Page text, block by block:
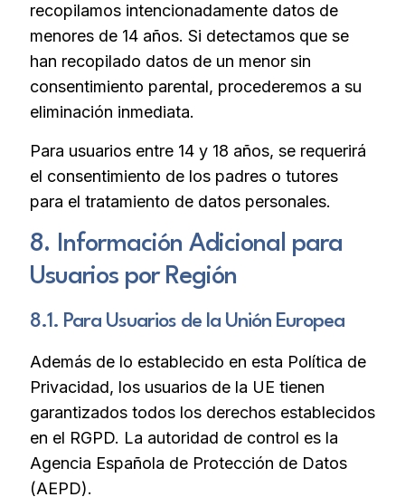
recopilamos intencionadamente datos de
menores de 14 años. Si detectamos que se
han recopilado datos de un menor sin
consentimiento parental, procederemos a su
eliminación inmediata.
Para usuarios entre 14 y 18 años, se requerirá
el consentimiento de los padres o tutores
para el tratamiento de datos personales.
8. Información Adicional para
Usuarios por Región
8.1. Para Usuarios de la Unión Europea
Además de lo establecido en esta Política de
Privacidad, los usuarios de la UE tienen
garantizados todos los derechos establecidos
en el RGPD. La autoridad de control es la
Agencia Española de Protección de Datos
(AEPD).